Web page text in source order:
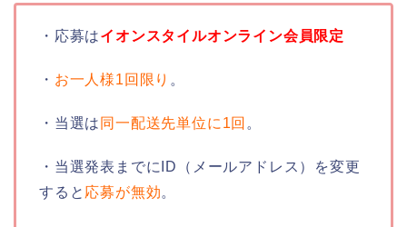
・応募はイオンスタイルオンライン会員限定
・ お一人様1回限り 。
・当選は 同一配送先単位に1回 。
・当選発表までにID（メールアドレス）を変更
すると 応募が無効。